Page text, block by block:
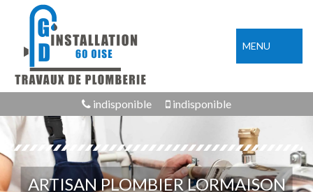
MENU
indisponible indisponible
ARTISAN PLOMBIER LORMAISON